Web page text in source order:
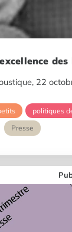
des
22
politiques
Presse